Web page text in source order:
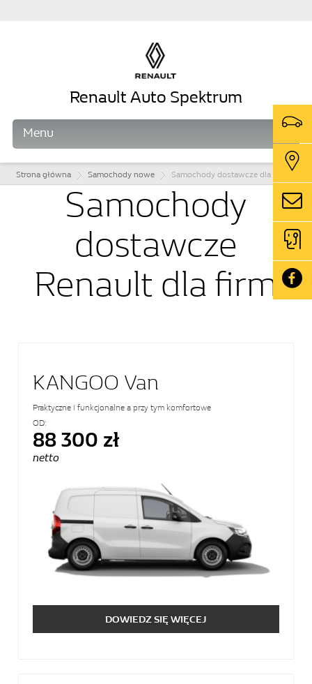
Renault Auto Spektrum
Menu
Strona główna Samochody nowe Samochody dostawcze dla firm
Samochody
dostawcze
Renault dla firm
KANGOO Van
Praktyczne i funkcjonalne a przy tym komfortowe
OD:
88 300 zł
netto
DOWIEDZ SIĘ WIĘCEJ